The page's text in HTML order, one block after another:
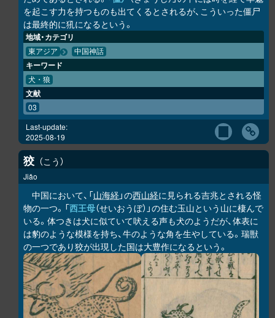
を起こす力を持つものも出てくるとされるが、こういった僵尸
は最終的に犼になるという。
地域・カテゴリ
東アジア 中国神話
キーワード
犬・狼
文献
03
Last-update:
2025-08-19
狡 こう
Jiǎo
中国において、「山海経 」の西山経に見られる吉兆とされる怪
物の一つ。「西王母（せいおうぼ）」の住む玉山という山に棲んで
いる。体つきは犬に似ていて吠える声も犬のようだが、体表に
は豹のような模様を持ち、牛のような角を生やしている。瑞獣
の一つであり狡が出現した国は大豊作になるという。